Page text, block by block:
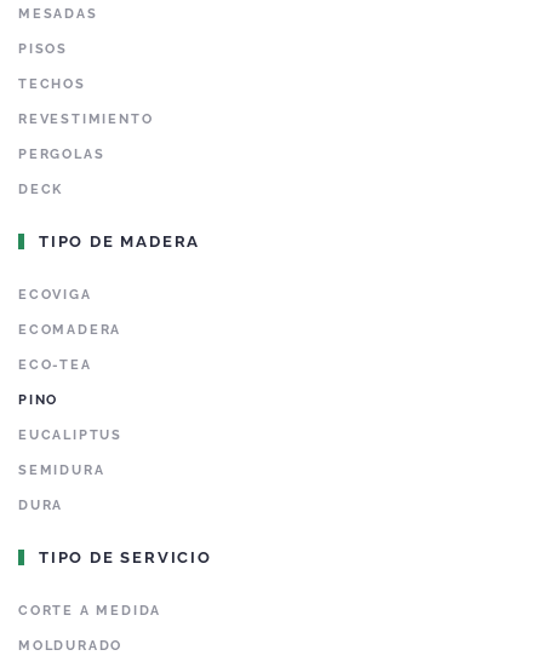
MESADAS
PISOS
TECHOS
REVESTIMIENTO
PERGOLAS
DECK
TIPO DE MADERA
ECOVIGA
ECOMADERA
ECO-TEA
PINO
EUCALIPTUS
SEMIDURA
DURA
TIPO DE SERVICIO
CORTE A MEDIDA
MOLDURADO